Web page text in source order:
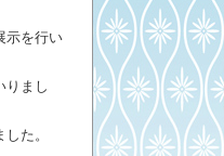
示を行い
りまし
た。